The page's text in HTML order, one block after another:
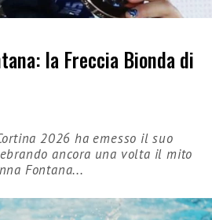
la Freccia Bionda di
2026 ha emesso il suo
ancora una volta il mito
Fontana...